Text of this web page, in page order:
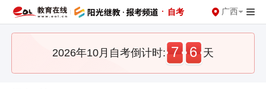
· 自考 广西
2026年10月自考倒计时: 7 6 天